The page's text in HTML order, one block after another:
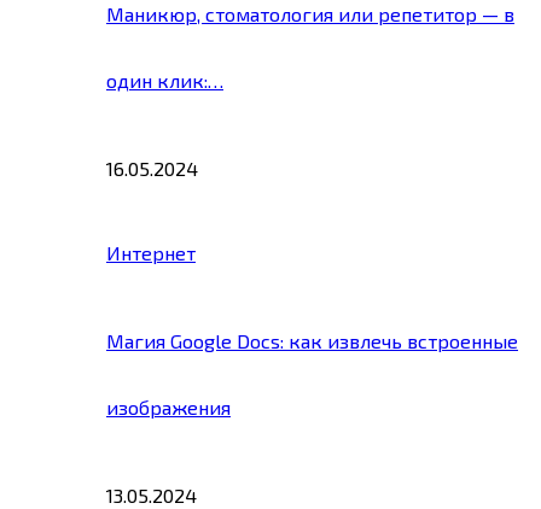
Маникюр, стоматология или репетитор — в
один клик:…
16.05.2024
Интернет
Магия Google Docs: как извлечь встроенные
изображения
13.05.2024